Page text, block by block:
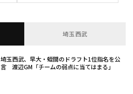
埼玉西武
埼玉西武、早大・蛭間のドラフト1位指名を公
言 渡辺GM「チームの弱点に当てはまる」